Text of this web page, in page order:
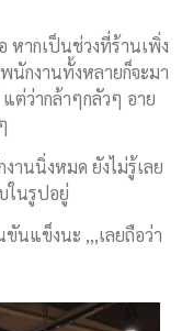
หากเป็นช่วงที่ร้านเพิ่ง
นักงานทั้งหลายก็จะมา
ต่ว่ากล้าๆกลัวๆ อาย
านนิ่งหมด ยังไม่รู้เลย
ในรูปอยู่
นแข็งนะ ,,,เลยถือว่า